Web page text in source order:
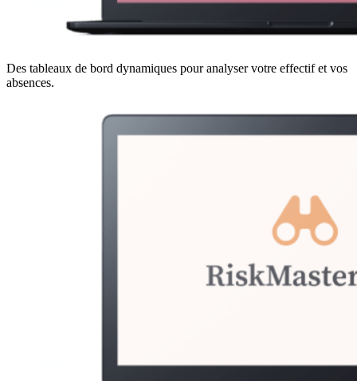
Des tableaux de bord dynamiques pour analyser votre effectif et vos
absences.